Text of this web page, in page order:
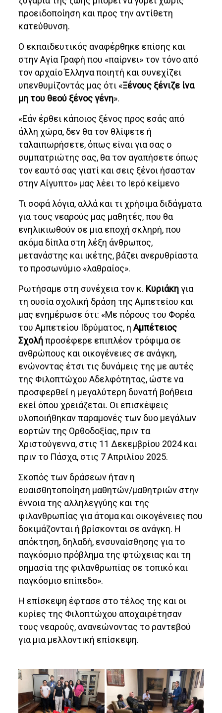
προειδοποίηση και προς την αντίθετη
κατεύθυνση.
Ο εκπαιδευτικός αναφέρθηκε επίσης και
στην Αγία Γραφή που «παίρνει» τον τόνο από
τον αρχαίο Έλληνα ποιητή και συνεχίζει
υπενθυμίζοντάς μας ότι «Ξένους ξένιζε ίνα
μη του θεού ξένος γένη».
«Εάν έρθει κάποιος ξένος προς εσάς από
άλλη χώρα, δεν θα τον θλίψετε ή
ταλαιπωρήσετε, όπως είναι για σας ο
συμπατριώτης σας, θα τον αγαπήσετε όπως
τον εαυτό σας γιατί και σεις ξένοι ήσασταν
στην Αίγυπτο» μας λέει το Ιερό κείμενο
Τι σοφά λόγια, αλλά και τι χρήσιμα διδάγματα
για τους νεαρούς μας μαθητές, που θα
ενηλικιωθούν σε μια εποχή σκληρή, που
ακόμα δίπλα στη λέξη άνθρωπος,
μετανάστης και ικέτης, βάζει ανερυθρίαστα
το προσωνύμιο «λαθραίος».
Ρωτήσαμε στη συνέχεια τον κ. Κυριάκηγια
τη ουσία σχολική δράση της Αμπετείου και
μας ενημέρωσε ότι: «Με πόρους του Φορέα
του Αμπετείου Ιδρύματος, ηΑμπέτειος
Σχολήπροσέφερε επιπλέον τρόφιμα σε
ανθρώπους και οικογένειες σε ανάγκη,
ενώνοντας έτσι τις δυνάμεις της με αυτές
της Φιλοπτώχου Αδελφότητας, ώστε να
προσφερθεί η μεγαλύτερη δυνατή βοήθεια
εκεί όπου χρειάζεται. Οι επισκέψεις
υλοποιήθηκαν παραμονές των δυο μεγάλων
εορτών της Ορθοδοξίας, πριν τα
Χριστούγεννα, στις 11 Δεκεμβρίου 2024 και
πριν το Πάσχα, στις 7 Απριλίου 2025.
Σκοπός των δράσεων ήταν η
ευαισθητοποίηση μαθητών/μαθητριών στην
έννοια της αλληλεγγύης και της
φιλανθρωπίας για άτομα και οικογένειες που
δοκιμάζονται ή βρίσκονται σε ανάγκη. Η
απόκτηση, δηλαδή, ενσυναίσθησης για το
παγκόσμιο πρόβλημα της φτώχειας και τη
σημασία της φιλανθρωπίας σε τοπικό και
παγκόσμιο επίπεδο».
Η επίσκεψη έφτασε στο τέλος της και οι
κυρίες της Φιλοπτώχου αποχαιρέτησαν
τους νεαρούς, ανανεώνοντας το ραντεβού
για μια μελλοντική επίσκεψη.